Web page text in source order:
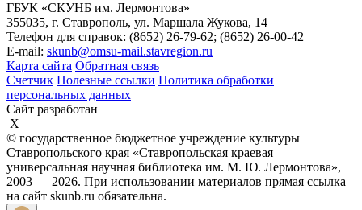
ГБУК «СКУНБ им. Лермонтова»
355035, г. Ставрополь, ул. Маршала Жукова, 14
Телефон для справок: (8652) 26-79-62; (8652) 26-00-42
E-mail: skunb@omsu-mail.stavregion.ru
Карта сайта Обратная связь
Счетчик Полезные ссылки Политика обработки
персональных данных
Сайт разработан
X
© государственное бюджетное учреждение культуры
Ставропольского края «Ставропольская краевая
универсальная научная библиотека им. М. Ю. Лермонтова»,
2003 — 2026. При использовании материалов прямая ссылка
на сайт skunb.ru обязательна.